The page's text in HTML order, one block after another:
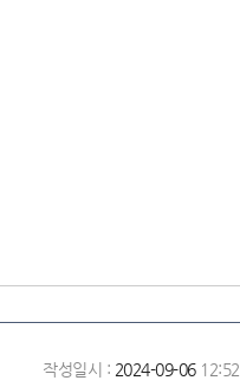
작성일시 : 2024-09-0612:52